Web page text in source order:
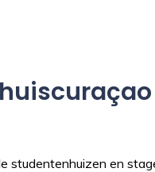
studentenhuizen en